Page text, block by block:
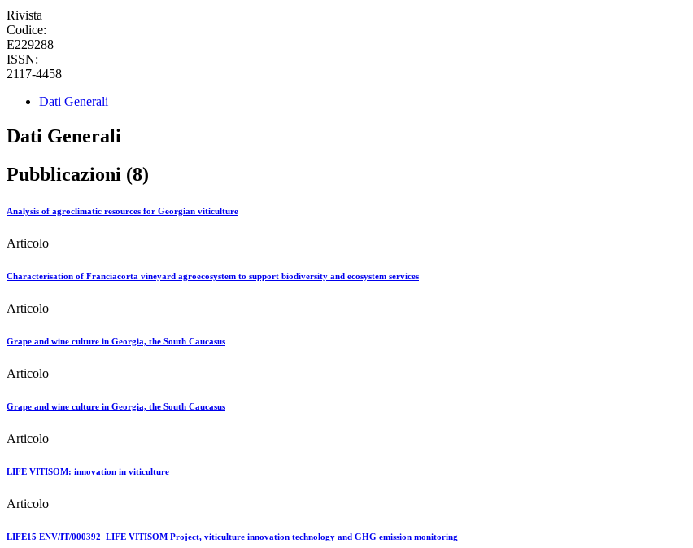
Rivista
Codice:
E229288
ISSN:
2117-4458
Dati Generali
Dati Generali
Pubblicazioni (8)
Analysis of agroclimatic resources for Georgian viticulture
Articolo
Characterisation of Franciacorta vineyard agroecosystem to support biodiversity and ecosystem services
Articolo
Grape and wine culture in Georgia, the South Caucasus
Articolo
Grape and wine culture in Georgia, the South Caucasus
Articolo
LIFE VITISOM: innovation in viticulture
Articolo
LIFE15 ENV/IT/000392−LIFE VITISOM Project, viticulture innovation technology and GHG emission monitoring